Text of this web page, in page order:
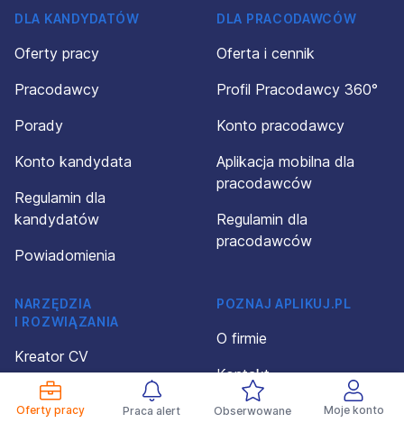
Oferty pracy Praca alert Obserwowane Moje konto
DLA KANDYDATÓW
Oferty pracy
Pracodawcy
Porady
Konto kandydata
Regulamin dla
kandydatów
Powiadomienia
DLA PRACODAWCÓW
Oferta i cennik
Profil Pracodawcy 360°
Konto pracodawcy
Aplikacja mobilna dla
pracodawców
Regulamin dla
pracodawców
NARZĘDZIA
I ROZWIĄZANIA
Kreator CV
Wzory CV
POZNAJ APLIKUJ.PL
O firmie
Kontakt
Polityka prywatności